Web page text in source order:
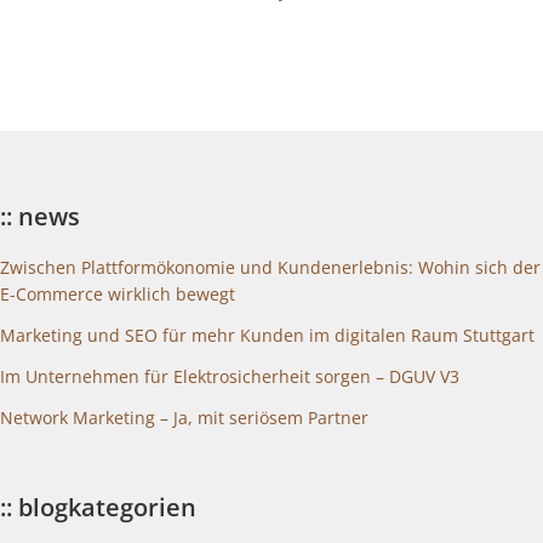
:: news
Zwischen Plattformökonomie und Kundenerlebnis: Wohin sich der
E-Commerce wirklich bewegt
Marketing und SEO für mehr Kunden im digitalen Raum Stuttgart
Im Unternehmen für Elektrosicherheit sorgen – DGUV V3
Network Marketing – Ja, mit seriösem Partner
:: blogkategorien